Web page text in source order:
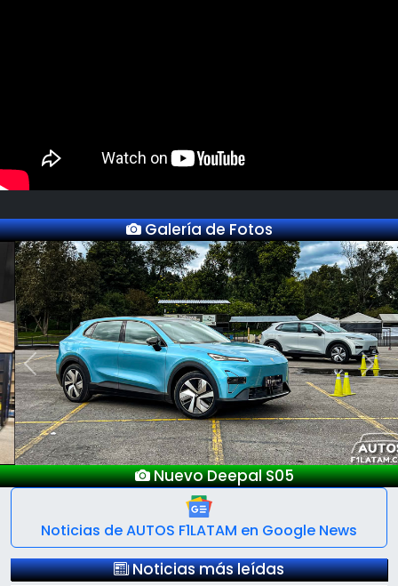
Galería de Fotos
Nuevo Deepal S05
Previous Next
Noticias de AUTOS F1LATAM en Google News
Noticias más leídas